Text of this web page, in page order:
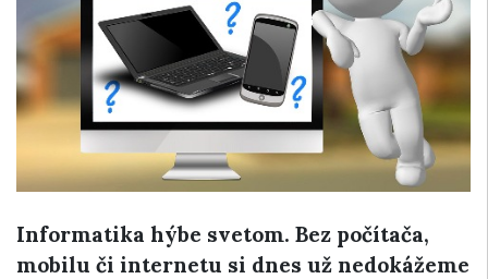
Informatika hýbe svetom. Bez počítača,
mobilu či internetu si dnes už nedokážeme